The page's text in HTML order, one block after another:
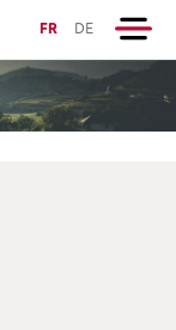
FR DE